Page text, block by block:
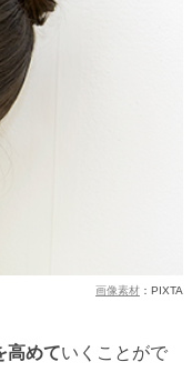
画像素材 ：PIXTA
高めていくことがで